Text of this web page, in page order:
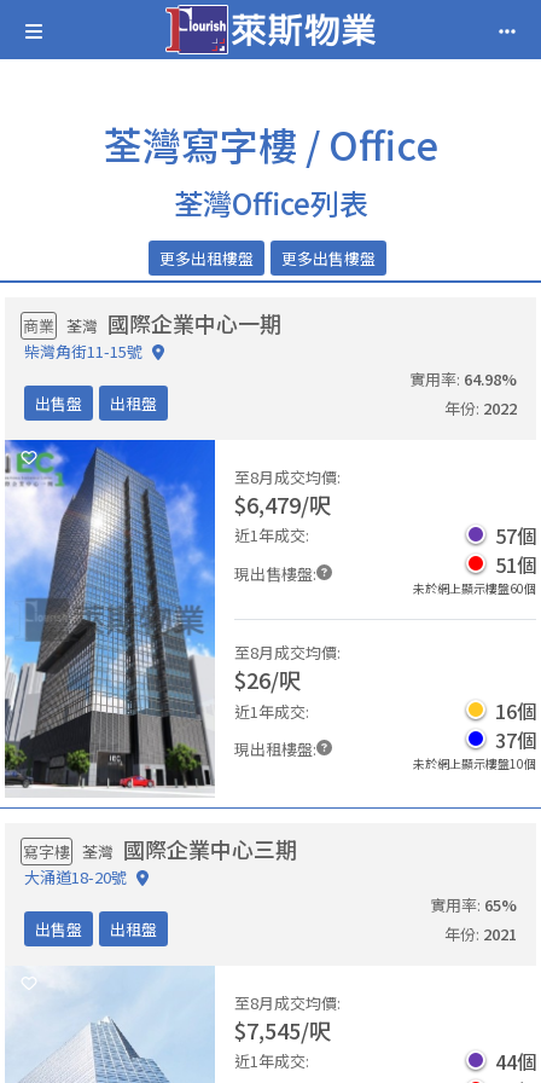
荃灣寫字樓 / Office
荃灣Office列表
更多出租樓盤 更多出售樓盤
商業 荃灣 國際企業中心一期
柴灣角街11-15號
出售盤 出租盤
實用率: 64.98%
年份: 2022
至8月成交均價:
$6,479/呎
近1年成交: 57個
現出售樓盤: 51個
未於網上顯示樓盤60個
至8月成交均價:
$26/呎
近1年成交: 16個
現出租樓盤: 37個
未於網上顯示樓盤10個
寫字樓 荃灣 國際企業中心三期
大涌道18-20號
出售盤 出租盤
實用率: 65%
年份: 2021
至8月成交均價:
$7,545/呎
近1年成交: 44個